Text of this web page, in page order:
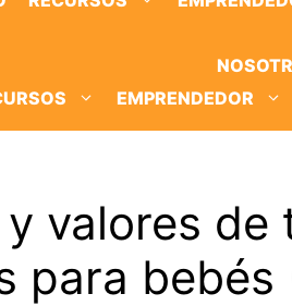
EMPRENDEDOR
valores de
para bebés